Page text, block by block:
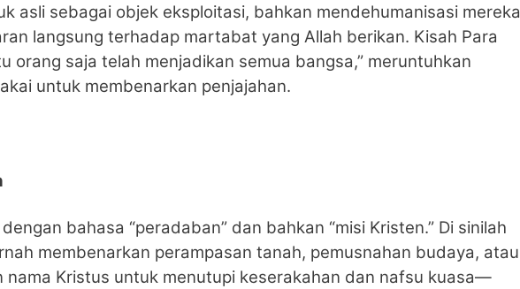
asli sebagai objek eksploitasi, bahkan mendehumanisasi mereka
langsung terhadap martabat yang Allah berikan. Kisah Para
orang saja telah menjadikan semua bangsa,” meruntuhkan
untuk membenarkan penjajahan.
bahasa “peradaban” dan bahkan “misi Kristen.” Di sinilah
membenarkan perampasan tanah, pemusnahan budaya, atau
nama Kristus untuk menutupi keserakahan dan nafsu kuasa—